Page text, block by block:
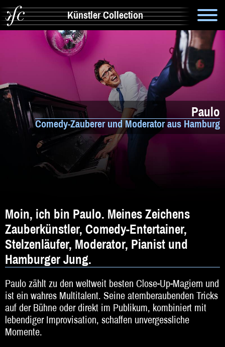
Künstler Collection
Suche
Artistik & Tanz
Bands
Solomusiker
Zauberer & Co
Comedy
DJ
Hochzeitsband
Jazz & Swing
Klassische Musik
Latin & Salsa
Oktoberfestband
Comedy-Zauberer und Moderator aus Hamburg
Paulo
Moin, ich bin Paulo. Meines Zeichens
Zauberkünstler, Comedy-Entertainer,
Stelzenläufer, Moderator, Pianist und
Hamburger Jung.
Paulo zählt zu den weltweit besten Close-Up-Magiern und
ist ein wahres Multitalent. Seine atemberaubenden Tricks
auf der Bühne oder direkt im Publikum, kombiniert mit
lebendiger Improvisation, schaffen unvergessliche
Momente.